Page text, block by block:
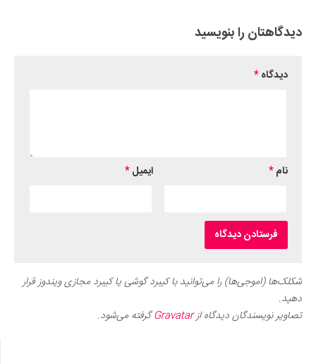
دیدگاهتان را بنویسید
دیدگاه*
نام* ایمیل*
شکلک‌ها (اموجی‌ها) را می‌توانید با کیبرد گوشی یا کیبرد مجازی ویندوز قرار
دهید.
تصاویر نویسندگان دیدگاه ازGravatarگرفته می‌شود.